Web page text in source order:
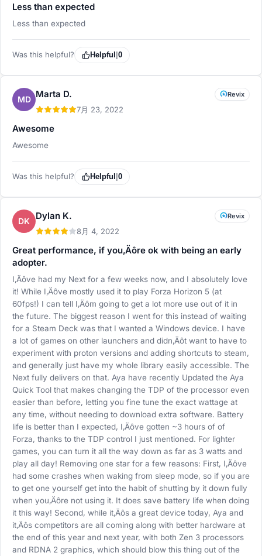
Less than expected
Less than expected
Was this helpful? Helpful 0
MD Marta D.
7月 23, 2022
Revix
Awesome
Awesome
Was this helpful? Helpful 0
DK Dylan K.
8月 4, 2022
Revix
Great performance, if you‚Äôre ok with being an early
adopter.
I‚Äôve had my Next for a few weeks now, and I absolutely love
it! While I‚Äôve mostly used it to play Forza Horizon 5 (at
60fps!) I can tell I‚Äôm going to get a lot more use out of it in
the future. The biggest reason I went for this instead of waiting
for a Steam Deck was that I wanted a Windows device. I have
a lot of games on other launchers and didn‚Äôt want to have to
experiment with proton versions and adding shortcuts to steam,
and generally just have my whole library easily accessible. The
Next fully delivers on that. Aya have recently Updated the Aya
Quick Tool that makes changing the TDP of the processor even
easier than before, letting you fine tune the exact wattage at
any time, without needing to download extra software. Battery
life is better than I expected, I‚Äôve gotten ~3 hours of of
Forza, thanks to the TDP control I just mentioned. For lighter
games, you can turn it all the way down as far as 3 watts and
play all day! Removing one star for a few reasons: First, I‚Äôve
had some crashes when waking from sleep mode, so if you are
to get one yourself get into the habit of shutting by it down fully
when you‚Äôre not using it. It does save battery life when doing
it this way! Second, while it‚Äôs a great device today, Aya and
it‚Äôs competitors are all coming along with better hardware at
the end of this year and next year, with both Zen 3 processors
and RDNA 2 graphics, which should blow this thing out of the